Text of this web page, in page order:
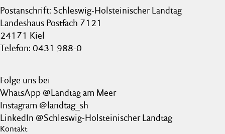
Postanschrift: Schleswig-Holsteinischer Landtag
Landeshaus Postfach 7121
24171 Kiel
Telefon: 0431 988-0
Folge uns bei
WhatsApp @Landtag am Meer
Instagram @landtag_sh
LinkedIn @Schleswig-Holsteinischer Landtag
Kontakt